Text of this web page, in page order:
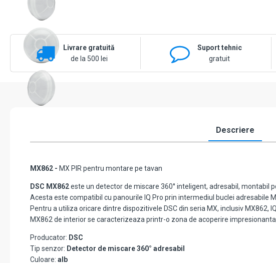
Livrare gratuită
de la 500 lei
Suport tehnic
gratuit
Descriere
MX862 - MX PIR pentru montare pe tavan
DSC MX862este un detector de miscare 360° inteligent, adresabil, montabil
Acesta este compatibil cu panourile IQ Pro prin intermediul buclei adresabile
Pentru a utiliza oricare dintre dispozitivele DSC din seria MX, inclusiv MX862,
MX862 de interior se caracterizeaza printr-o zona de acoperire
Producator: DSC
Tip senzor: Detector de miscare 360° adresabil
Culoare: alb